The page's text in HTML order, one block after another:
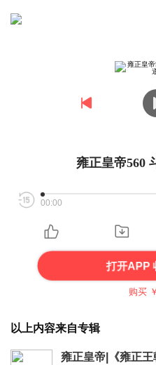
雍正皇帝560
00:00
打开APP
购买 ￥
以上内容来自专辑
雍正皇帝|《雍正